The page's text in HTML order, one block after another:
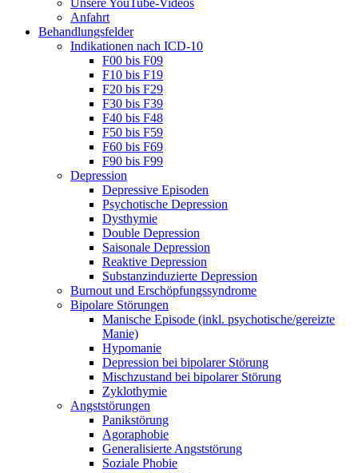
Unsere YouTube-Videos
Anfahrt
Behandlungsfelder
Indikationen nach ICD-10
F00 bis F09
F10 bis F19
F20 bis F29
F30 bis F39
F40 bis F48
F50 bis F59
F60 bis F69
F90 bis F99
Depression
Depressive Episoden
Psychotische Depression
Dysthymie
Double Depression
Saisonale Depression
Reaktive Depression
Substanzinduzierte Depression
Burnout und Erschöpfungssyndrome
Bipolare Störungen
Manische Episode (inkl. psychotische/gereizte
Manie)
Hypomanie
Depression bei bipolarer Störung
Mischzustand bei bipolarer Störung
Zyklothymie
Angststörungen
Panikstörung
Agoraphobie
Generalisierte Angststörung
Soziale Phobie